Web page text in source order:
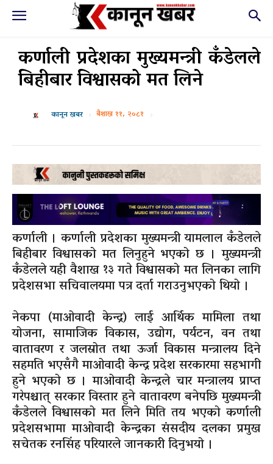
कर्णाली प्रदेशका मुख्यमन्त्री कँडेलले
बिहीबार विश्वासको मत लिने
कानून खबर बैशाख ११, २०८१
कर्णाली । कर्णाली प्रदेशका मुख्यमन्त्री यामलाल कँडेलले
बिहीबार विश्वासको मत लिनुहुने भएको छ । मुख्यमन्त्री
कँडेलले यही वैशाख १३ गते विश्वासको मत लिनका लागि
प्रदेशसभा सचिवालयमा पत्र दर्ता गराउनुभएको थियो ।
नेकपा (माओवादी केन्द्र) लाई आर्थिक मामिला तथा
योजना, सामाजिक विकास, उद्योग, पर्यटन, वन तथा
वातावरण र जलस्रोत तथा ऊर्जा विकास मन्त्रालय दिने
सहमति भएसँगै माओवादी केन्द्र प्रदेश सरकारमा सहभागी
हुने भएको छ । माओवादी केन्द्रले चार मन्त्रालय प्राप्त
गरेपश्चात् सरकार विस्तार हुने वातावरण बनेपछि मुख्यमन्त्री
कँडेलले विश्वासको मत लिने मिति तय भएको कर्णाली
प्रदेशसभामा माओवादी केन्द्रका संसदीय दलका प्रमुख
सचेतक रनसिंह परियारले जानकारी दिनुभयो ।